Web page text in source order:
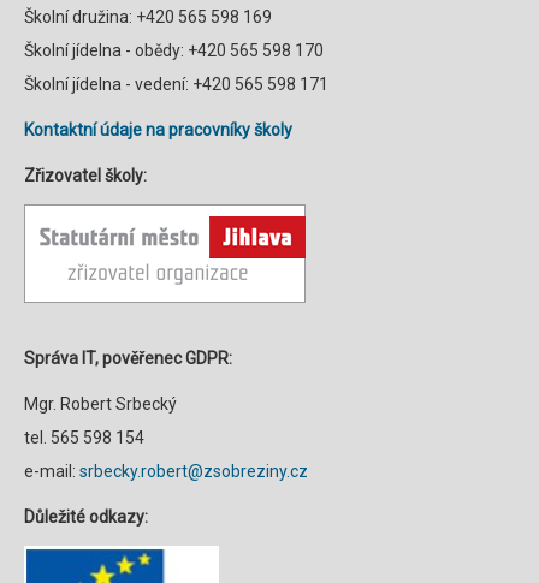
Školní družina: +420 565 598 169
Školní jídelna - obědy: +420 565 598 170
Školní jídelna - vedení: +420 565 598 171
Kontaktní údaje na pracovníky školy
Zřizovatel školy:
Správa IT, pověřenec GDPR:
Mgr. Robert Srbecký
tel. 565 598 154
e-mail: srbecky.robert@zsobreziny.cz
Důležité odkazy: